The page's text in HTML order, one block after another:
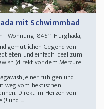
mit Schwimmbad
Wohnung 84511 Hurghada,
gemütlichen Gegend von
und einfach ideal zum
(direkt vor dem Mercure
einer ruhigen und
weg vom hektischen
Direkt im Herzen von
und ...